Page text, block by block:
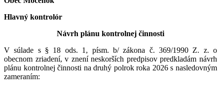
Hlavný kontrolór
Návrh plánu kontrolnej činnosti
V súlade s § 18 ods. 1, písm. b/ zákona č. 369/1990 Z. z. o
obecnom zriadení, v znení neskorších predpisov predkladám návrh
plánu kontrolnej činnosti na druhý polrok roka 2026 s nasledovným
zameraním: